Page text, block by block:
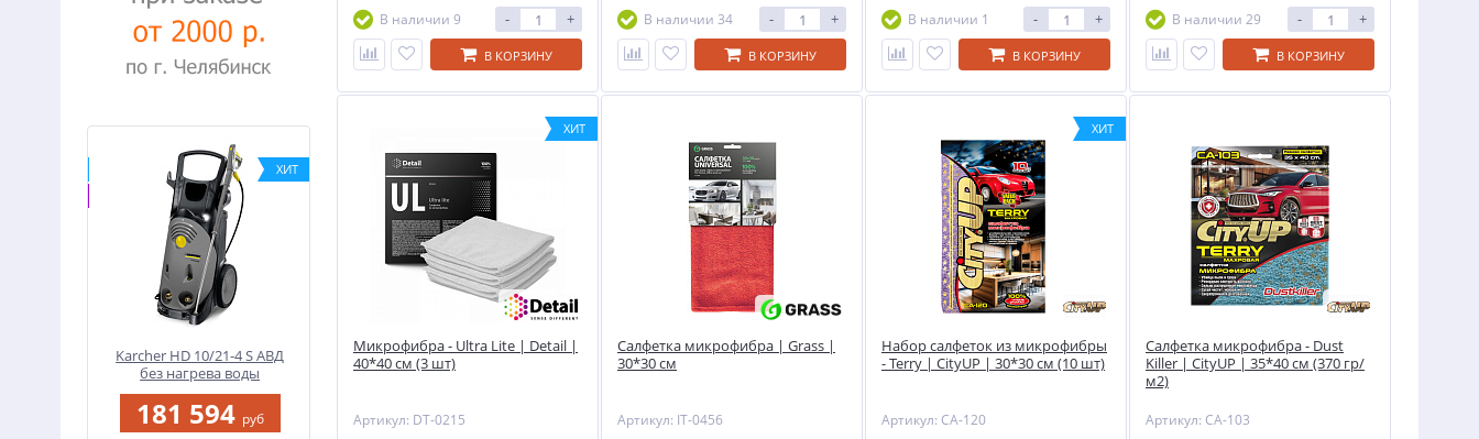
ХИТ
Karcher HD 10/21-4 S АВД
без нагрева воды
181 594 руб
Пылесос для сухой и
влажной уборки,
11 850руб
В наличии 9
- +
В КОРЗИНУ
В наличии 34
- +
В КОРЗИНУ
В наличии 1
- +
В КОРЗИНУ
В наличии 29
- +
В КОРЗИНУ
ХИТ
Микрофибра - Ultra Lite | Detail |
40*40 см (3 шт)
Артикул: DT-0215
Салфетка микрофибра | Grass |
30*30 см
Артикул: IT-0456
ХИТ
Набор салфеток из микрофибры
- Terry | CityUP | 30*30 см (10 шт)
Артикул: CA-120
Салфетка микрофибра - Dust
Killer | CityUP | 35*40 см (370 гр/
м2)
Артикул: CA-103